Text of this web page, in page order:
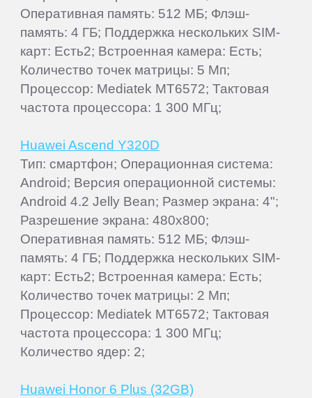
Оперативная память: 512 МБ; Флэш-
память: 4 ГБ; Поддержка нескольких SIM-
карт: Есть2; Встроенная камера: Есть;
Количество точек матрицы: 5 Мп;
Процессор: Mediatek MT6572; Тактовая
частота процессора: 1 300 МГц;
Huawei Ascend Y320D
Тип: смартфон; Операционная система:
Android; Версия операционной системы:
Android 4.2 Jelly Bean; Размер экрана: 4";
Разрешение экрана: 480x800;
Оперативная память: 512 МБ; Флэш-
память: 4 ГБ; Поддержка нескольких SIM-
карт: Есть2; Встроенная камера: Есть;
Количество точек матрицы: 2 Мп;
Процессор: Mediatek MT6572; Тактовая
частота процессора: 1 300 МГц;
Количество ядер: 2;
Huawei Honor 6 Plus (32GB)